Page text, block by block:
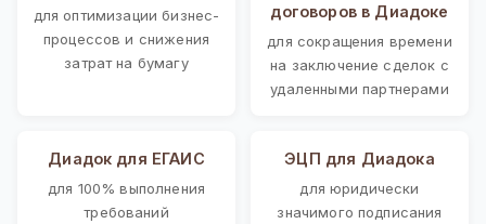
для оптимизации бизнес-
процессов и снижения
затрат на бумагу
договоров в Диадоке
для сокращения времени
на заключение сделок с
удаленными партнерами
Диадок для ЕГАИС
для 100% выполнения
требований
ЭЦП для Диадока
для юридически
значимого подписания